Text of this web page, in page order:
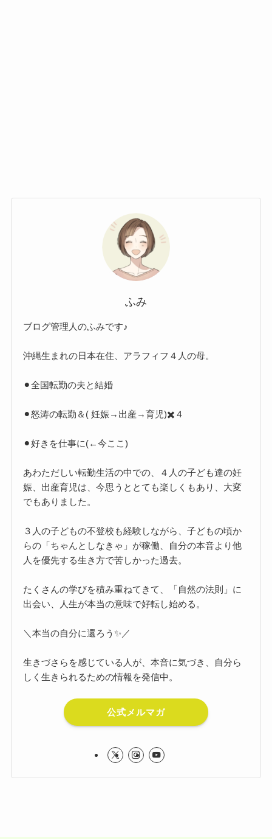
ふみ
ブログ管理人のふみです♪
沖縄生まれの日本在住、アラフィフ４人の母。
⚫︎全国転勤の夫と結婚
⚫︎怒涛の転勤＆( 妊娠→出産→育児)✖️４
⚫︎好きを仕事に(←今ここ)
あわただしい転勤生活の中での、４人の子ども達の妊
娠、出産育児は、今思うととても楽しくもあり、大変
でもありました。
３人の子どもの不登校も経験しながら、子どもの頃か
らの「ちゃんとしなきゃ」が稼働、自分の本音より他
人を優先する生き方で苦しかった過去。
たくさんの学びを積み重ねてきて、「自然の法則」に
出会い、人生が本当の意味で好転し始める。
＼本当の自分に還ろう✨／
生きづさらを感じている人が、本音に気づき、自分ら
しく生きられるための情報を発信中。
公式メルマガ